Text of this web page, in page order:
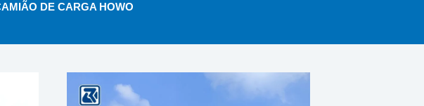
DE CARGA HOWO